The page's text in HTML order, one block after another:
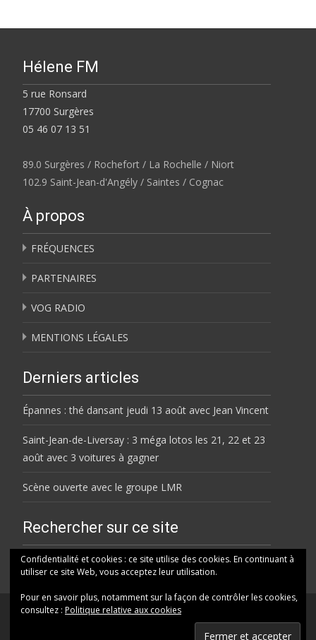
Hélene FM
5 rue Ronsard
17700 Surgères
05 46 07 13 51
89.0 Surgères / Rochefort / La Rochelle / Niort
102.9 Saint-Jean-d'Angély / Saintes / Cognac
À propos
FRÉQUENCES
PARTENAIRES
VOG RADIO
MENTIONS LÉGALES
Derniers articles
Épannes : thé dansant jeudi 13 août avec Jean Vincent
Saint-Jean-de-Liversay : 3 méga lotos les 21, 22 et 23
août avec 3 voitures à gagner
Scène ouverte avec le groupe LMR
Rechercher sur ce site
Rechercher
Confidentialité et cookies : ce site utilise des cookies. En continuant à
utiliser ce site Web, vous acceptez leur utilisation.
Pour en savoir plus, notamment sur la façon de contrôler les cookies,
consultez : Politique relative aux cookies